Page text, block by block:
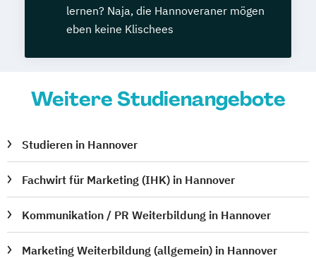
lernen? Naja, die Hannoveraner mögen
eben keine Klischees
Weitere Studienangebote
Studieren in Hannover
Fachwirt für Marketing (IHK) in Hannover
Kommunikation / PR Weiterbildung in Hannover
Marketing Weiterbildung (allgemein) in Hannover